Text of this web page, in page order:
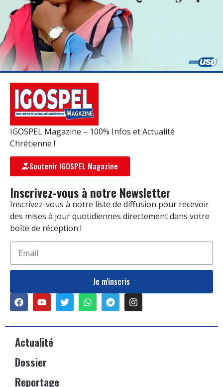
IGOSPEL Magazine – 100% Infos et Actualité
Chrétienne !
Soutenir IGOSPEL Magazine
Inscrivez-vous à notre Newsletter
Inscrivez-vous à notre liste de diffusion pour recevoir
des mises à jour quotidiennes directement dans votre
boîte de réception !
Je m'inscris
Actualité
Dossier
Reportage